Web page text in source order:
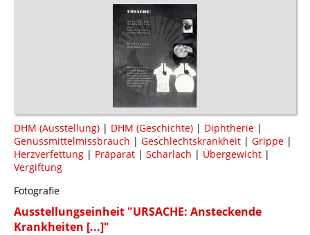
DHM (Ausstellung) | DHM (Geschichte) | Diphtherie |
Genussmittelmissbrauch | Geschlechtskrankheit | Grippe |
Herzverfettung | Präparat | Scharlach | Übergewicht |
Vergiftung
Fotografie
Ausstellungseinheit "URSACHE: Ansteckende
Krankheiten [...]"